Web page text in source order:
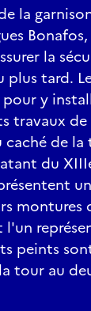
la
la
tard.
y
travaux
caché de
du
peints
tour au